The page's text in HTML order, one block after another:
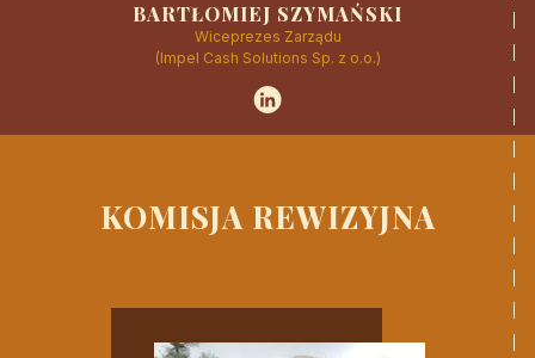
BARTŁOMIEJ SZYMAŃSKI
Wiceprezes Zarządu
(Impel Cash Solutions Sp. z o.o.)
KOMISJA REWIZYJNA